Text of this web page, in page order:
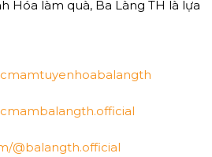
Hóa làm quà, Ba Làng TH là lựa
@balangth.official